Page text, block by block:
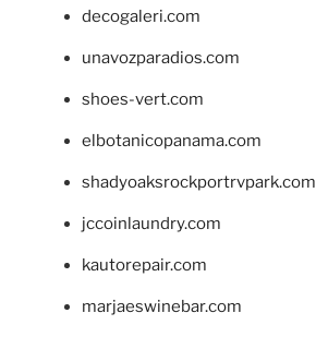
decogaleri.com
unavozparadios.com
shoes-vert.com
elbotanicopanama.com
shadyoaksrockportrvpark.com
jccoinlaundry.com
kautorepair.com
marjaeswinebar.com